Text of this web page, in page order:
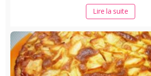
Lire la suite